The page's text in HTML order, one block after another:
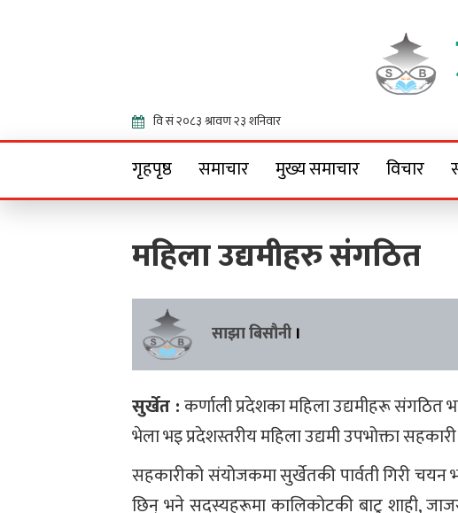
गृहपृष्ठ समाचार मुख्य समाचार विचार
महिला उद्यमीहरु संगठित
साझा बिसौनी ।
सुर्खेत :कर्णाली प्रदेशका महिला उद्यमीहरू
भेला भइ प्रदेशस्तरीय महिला उद्यमी उपभोक्ता
सहकारीको संयोजकमा सुर्खेतकी पार्वती गिरी
छिन् भने सदस्यहरूमा कालिकोटकी बाटु शाही,